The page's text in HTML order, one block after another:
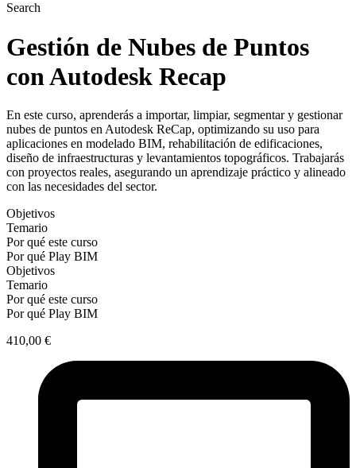
Search
Gestión de Nubes de Puntos
con Autodesk Recap
En este curso, aprenderás a importar, limpiar, segmentar y gestionar
nubes de puntos en Autodesk ReCap, optimizando su uso para
aplicaciones en modelado BIM, rehabilitación de edificaciones,
diseño de infraestructuras y levantamientos topográficos. Trabajarás
con proyectos reales, asegurando un aprendizaje práctico y alineado
con las necesidades del sector.
Objetivos
Temario
Por qué este curso
Por qué Play BIM
Objetivos
Temario
Por qué este curso
Por qué Play BIM
410,00 €